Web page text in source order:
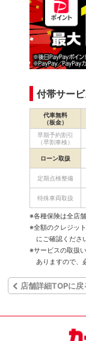
付帯サー
代車無料
（板金）
早期予約割引
（早割車検）
ローン取扱
定期点検整備
特殊車両取扱
※各種保険は全店
※全額のクレジッ
にご確認くださ
※サービスの取扱
ありますので、
店舗詳細TOPに戻